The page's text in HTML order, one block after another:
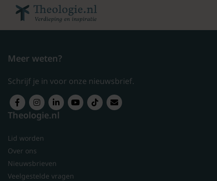
Meer weten?
Schrijf je in voor onze nieuwsbrief.
Theologie.nl
Lid worden
Over ons
Nieuwsbrieven
Veelgestelde vragen